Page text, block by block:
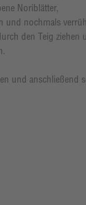
Noriblätter,
und nochmals
den Teig ziehen
und anschließend